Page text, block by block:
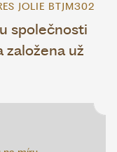
JOLIE BTJM302
společnosti
založena už